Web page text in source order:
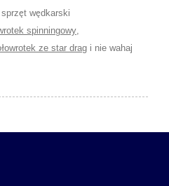
wędkarski
spinningowy
ze star drag i nie wahaj